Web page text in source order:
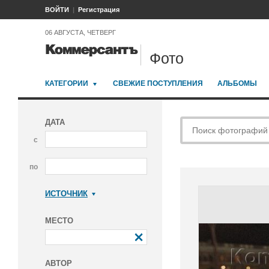
ВОЙТИ Регистрация
06 АВГУСТА, ЧЕТВЕРГ
Фото
КАТЕГОРИИ СВЕЖИЕ ПОСТУПЛЕНИЯ АЛЬБОМЫ
ДАТА
с
по
ИСТОЧНИК
МЕСТО
АВТОР